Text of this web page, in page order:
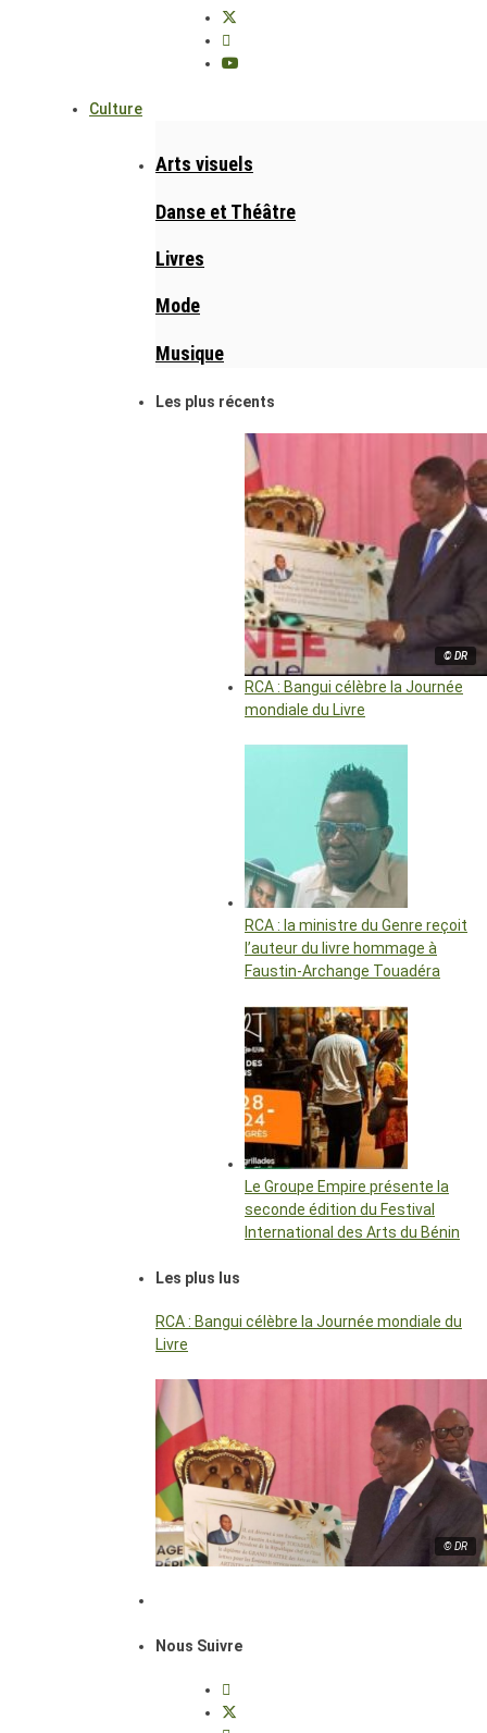
Culture
Arts visuels
Danse et Théâtre
Livres
Mode
Musique
Les plus récents
© DR
RCA : Bangui célèbre la Journée
mondiale du Livre
RCA : la ministre du Genre reçoit
l’auteur du livre hommage à
Faustin-Archange Touadéra
Le Groupe Empire présente la
seconde édition du Festival
International des Arts du Bénin
Les plus lus
RCA : Bangui célèbre la Journée mondiale du
Livre
© DR
Nous Suivre